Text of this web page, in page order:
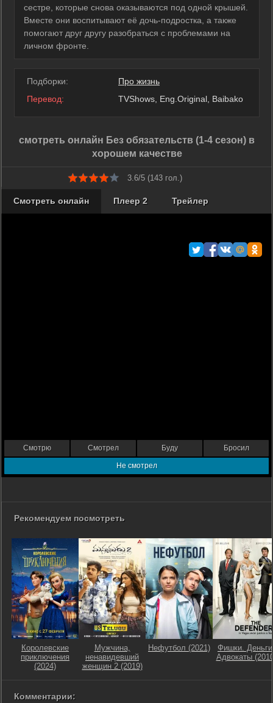
сестре, которые снова оказываются под одной крышей.
Вместе они воспитывают её дочь-подростка, а также
помогают друг другу разобраться с проблемами на
личном фронте.
Подборки:
Про жизнь
Перевод:
TVShows, Eng.Original, Baibako
смотреть онлайн Без обязательств (1-4 сезон) в
хорошем качестве
3.6/5 (143гол.)
Смотреть онлайн Плеер 2 Трейлер
Смотрю Смотрел Буду Бросил
Не смотрел
Рекомендуем посмотреть
Королевские
приключения
(2024)
Мужчина,
ненавидевший
женщин 2 (2019)
Нефутбол (2021)
Фишки.
Адвокаты
Комментарии: